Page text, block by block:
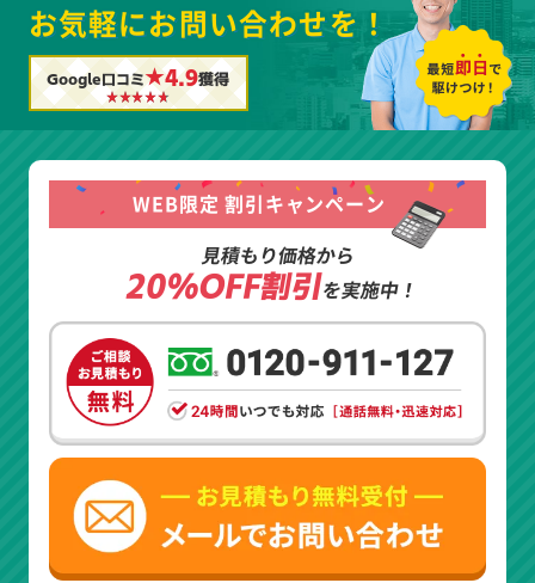
お気軽にお問い合わせを！
Google口コミ★4.9獲得
WEB限定 割引キャンペーン
見積もり価格から
20%OFF割引を実施中！